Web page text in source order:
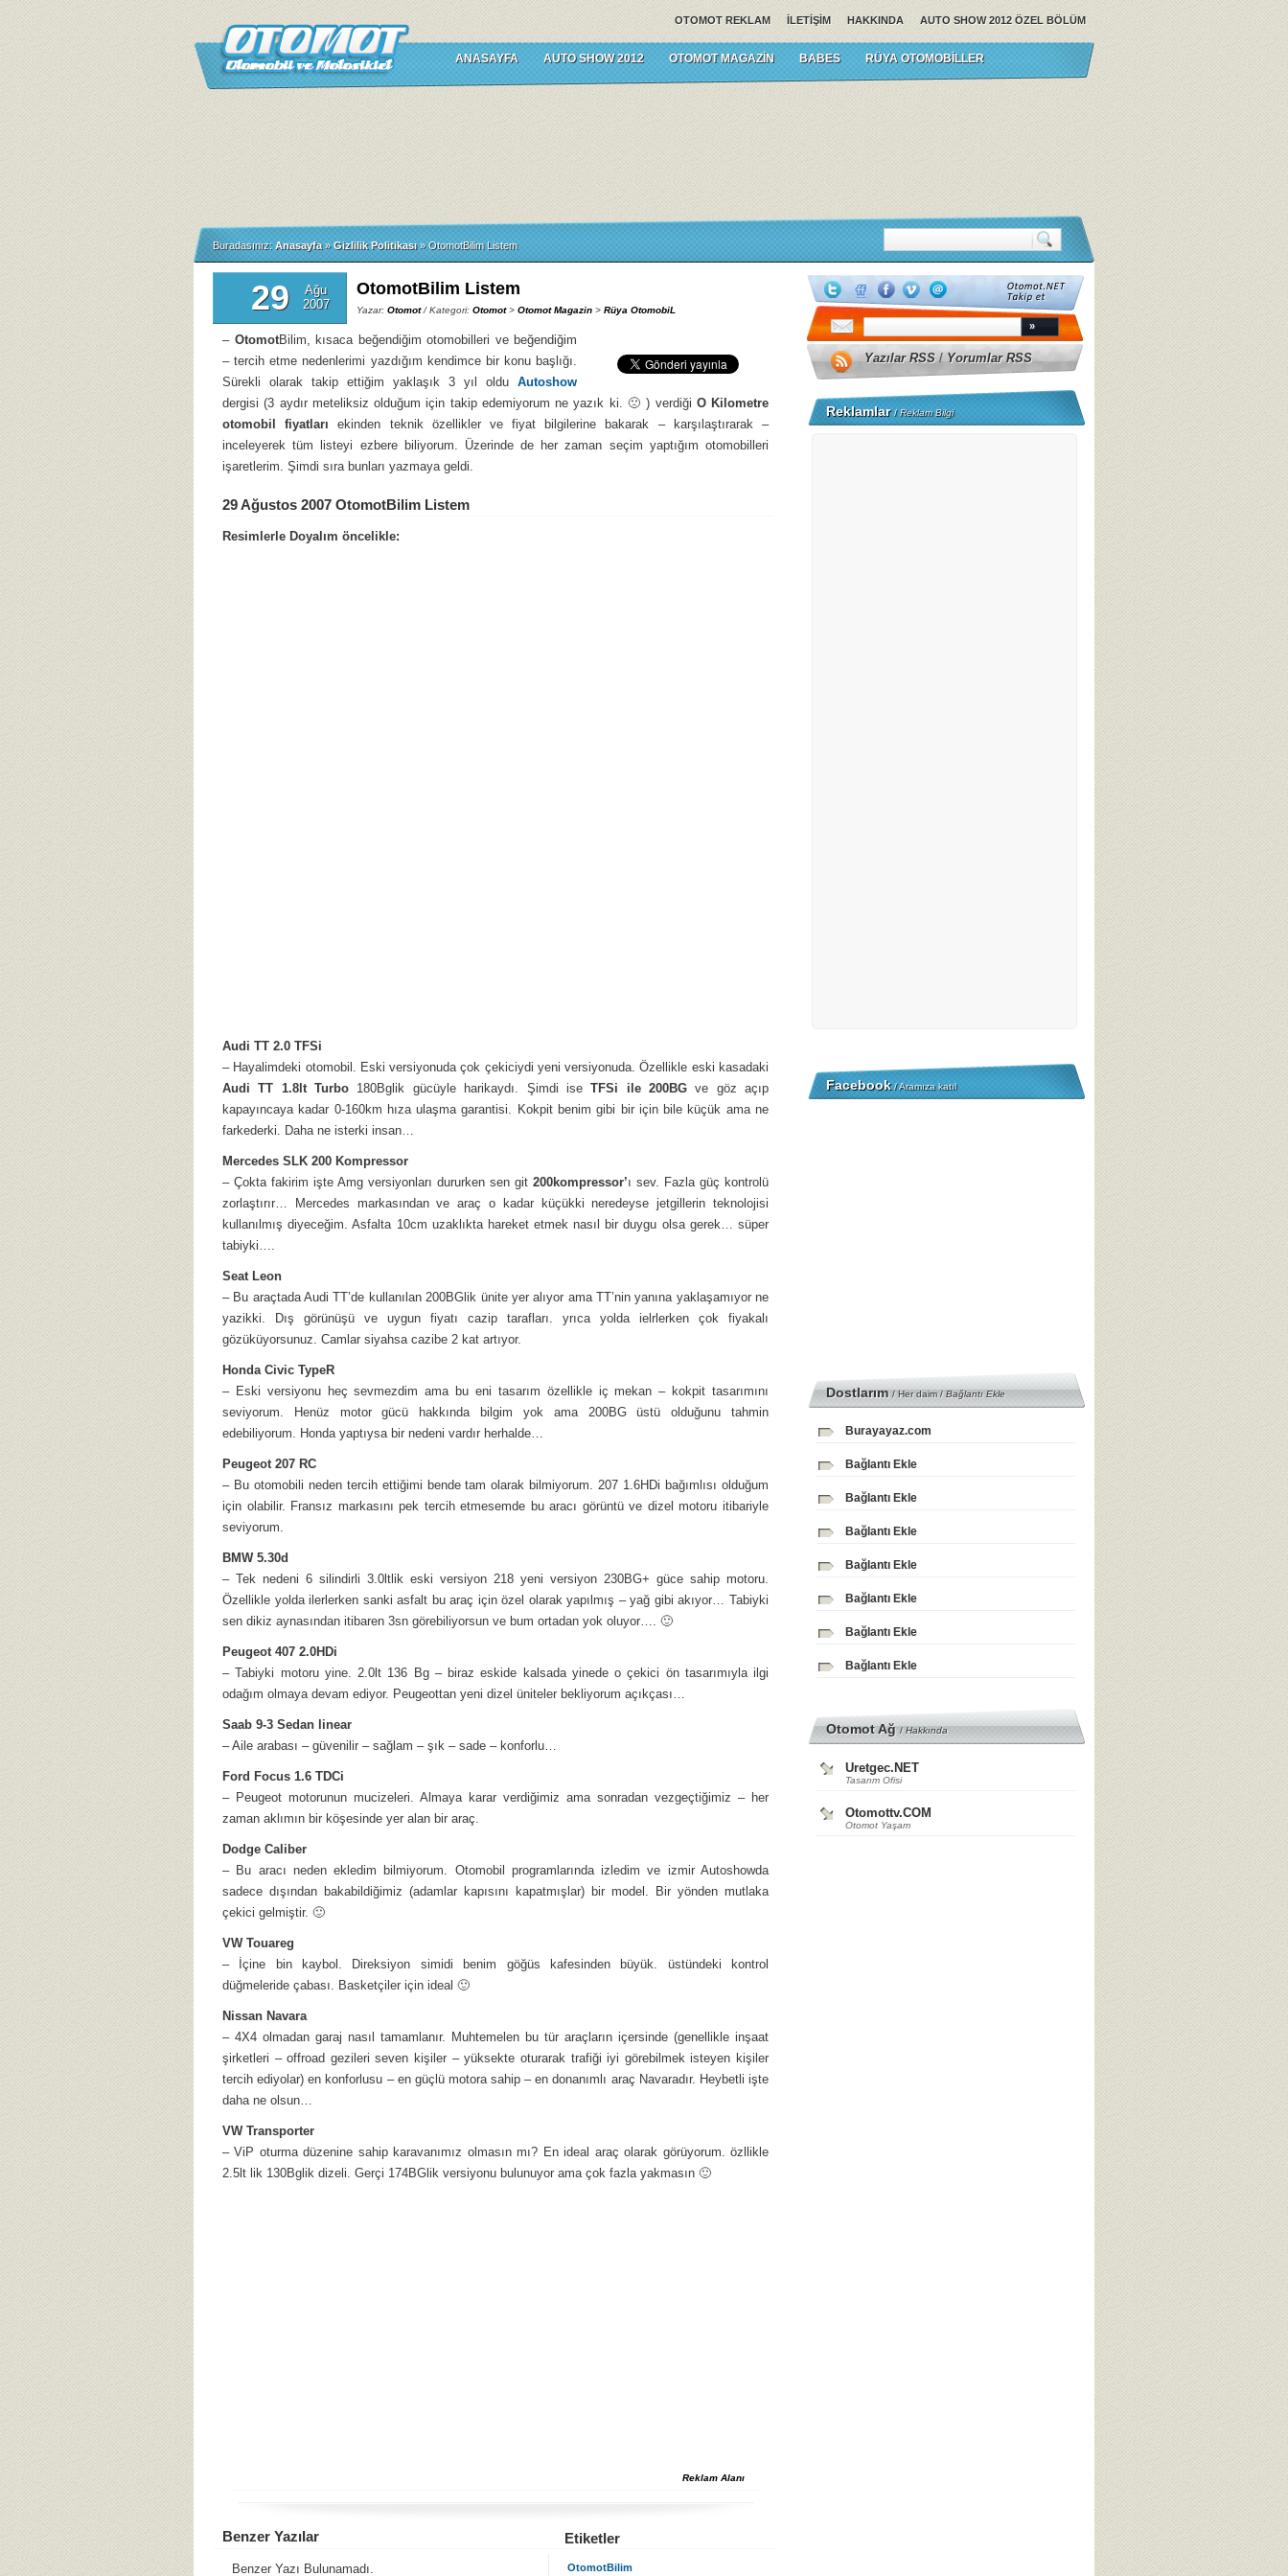
AUTO SHOW 2012 ÖZEL BÖLÜM
HAKKINDA
İLETIŞIM
OTOMOT REKLAM
ANASAYFA AUTO SHOW 2012 OTOMOT MAGAZIN BABES RÜYA OTOMOBILLER
Buradasınız: Anasayfa » Gizlilik Politikası » OtomotBilim Listem
29
Ağu
2007
OtomotBilim Listem
Yazar: Otomot/ Kategori: Otomot> Otomot Magazin > Rüya OtomobiL
– OtomotBilim, kısaca beğendiğim otomobilleri ve beğendiğim
– tercih etme nedenlerimi yazdığım kendimce bir konu başlığı.
Sürekli olarak takip ettiğim yaklaşık 3 yıl oldu Autoshow
dergisi (3 aydır meteliksiz olduğum için takip edemiyorum ne yazık ki. 🙁 ) verdiği O Kilometre
otomobil fiyatları ekinden teknik özellikler ve fiyat bilgilerine bakarak – karşılaştırarak –
inceleyerek tüm listeyi ezbere biliyorum. Üzerinde de her zaman seçim yaptığım otomobilleri
işaretlerim. Şimdi sıra bunları yazmaya geldi.
29 Ağustos 2007 OtomotBilim Listem
Resimlerle Doyalım öncelikle:
Audi TT 2.0 TFSi
– Hayalimdeki otomobil. Eski versiyonuda çok çekiciydi yeni versiyonuda. Özellikle eski kasadaki
Audi TT 1.8lt Turbo 180Bglik gücüyle harikaydı. Şimdi iseTFSi ile 200BGve göz açıp
kapayıncaya kadar 0-160km hıza ulaşma garantisi. Kokpit benim gibi bir için bile küçük ama ne
farkederki. Daha ne isterki insan…
Mercedes SLK 200 Kompressor
– Çokta fakirim işte Amg versiyonları dururken sen git 200kompressor’ı sev. Fazla güç kontrolü
zorlaştırır… Mercedes markasından ve araç o kadar küçükki neredeyse jetgillerin teknolojisi
kullanılmış diyeceğim. Asfalta 10cm uzaklıkta hareket etmek nasıl bir duygu olsa gerek… süper
tabiyki….
Seat Leon
– Bu araçtada Audi TT’de kullanılan 200BGlik ünite yer alıyor ama TT’nin yanına yaklaşamıyor ne
yazikki. Dış görünüşü ve uygun fiyatı cazip tarafları. yrıca yolda ielrlerken çok fiyakalı
gözüküyorsunuz. Camlar siyahsa cazibe 2 kat artıyor.
Honda Civic TypeR
– Eski versiyonu heç sevmezdim ama bu eni tasarım özellikle iç mekan – kokpit tasarımını
seviyorum. Henüz motor gücü hakkında bilgim yok ama 200BG üstü olduğunu tahmin
edebiliyorum. Honda yaptıysa bir nedeni vardır herhalde…
Peugeot 207 RC
– Bu otomobili neden tercih ettiğimi bende tam olarak bilmiyorum. 207 1.6HDi bağımlısı olduğum
için olabilir. Fransız markasını pek tercih etmesemde bu aracı görüntü ve dizel motoru itibariyle
seviyorum.
BMW 5.30d
– Tek nedeni 6 silindirli 3.0ltlik eski versiyon 218 yeni versiyon 230BG+ güce sahip motoru.
Özellikle yolda ilerlerken sanki asfalt bu araç için özel olarak yapılmış – yağ gibi akıyor… Tabiyki
sen dikiz aynasından itibaren 3sn görebiliyorsun ve bum ortadan yok oluyor…. 🙂
Peugeot 407 2.0HDi
– Tabiyki motoru yine. 2.0lt 136 Bg – biraz eskide kalsada yinede o çekici ön tasarımıyla ilgi
odağım olmaya devam ediyor. Peugeottan yeni dizel üniteler bekliyorum açıkçası…
Saab 9-3 Sedan linear
– Aile arabası – güvenilir – sağlam – şık – sade – konforlu…
Ford Focus 1.6 TDCi
– Peugeot motorunun mucizeleri. Almaya karar verdiğimiz ama sonradan vezgeçtiğimiz – her
zaman aklımın bir köşesinde yer alan bir araç.
Dodge Caliber
– Bu aracı neden ekledim bilmiyorum. Otomobil programlarında izledim ve izmir Autoshowda
sadece dışından bakabildiğimiz (adamlar kapısını kapatmışlar) bir model. Bir yönden mutlaka
çekici gelmiştir. 🙂
VW Touareg
– İçine bin kaybol. Direksiyon simidi benim göğüs kafesinden büyük. üstündeki kontrol
düğmeleride çabası. Basketçiler için ideal 🙂
Nissan Navara
– 4X4 olmadan garaj nasıl tamamlanır. Muhtemelen bu tür araçların içersinde (genellikle inşaat
şirketleri – offroad gezileri seven kişiler – yüksekte oturarak trafiği iyi görebilmek isteyen kişiler
tercih ediyolar) en konforlusu – en güçlü motora sahip – en donanımlı araç Navaradır. Heybetli işte
daha ne olsun…
VW Transporter
– ViP oturma düzenine sahip karavanımız olmasın mı? En ideal araç olarak görüyorum. özllikle
2.5lt lik 130Bglik dizeli. Gerçi 174BGlik versiyonu bulunuyor ama çok fazla yakmasın 🙂
Reklam Alanı
Benzer Yazılar Etiketler
Benzer Yazı Bulunamadı. OtomotBilim
Yazılar RSS/Yorumlar RSS
Reklamlar/Reklam Bilgi
Facebook/ Aramıza katıl
Dostlarım/ Her daim /Bağlantı Ekle
Burayayaz.com
Bağlantı Ekle
Bağlantı Ekle
Bağlantı Ekle
Bağlantı Ekle
Bağlantı Ekle
Bağlantı Ekle
Bağlantı Ekle
Otomot Ağ/Hakkında
Uretgec.NET
Tasarım Ofisi
Otomottv.COM
Otomot Yaşam